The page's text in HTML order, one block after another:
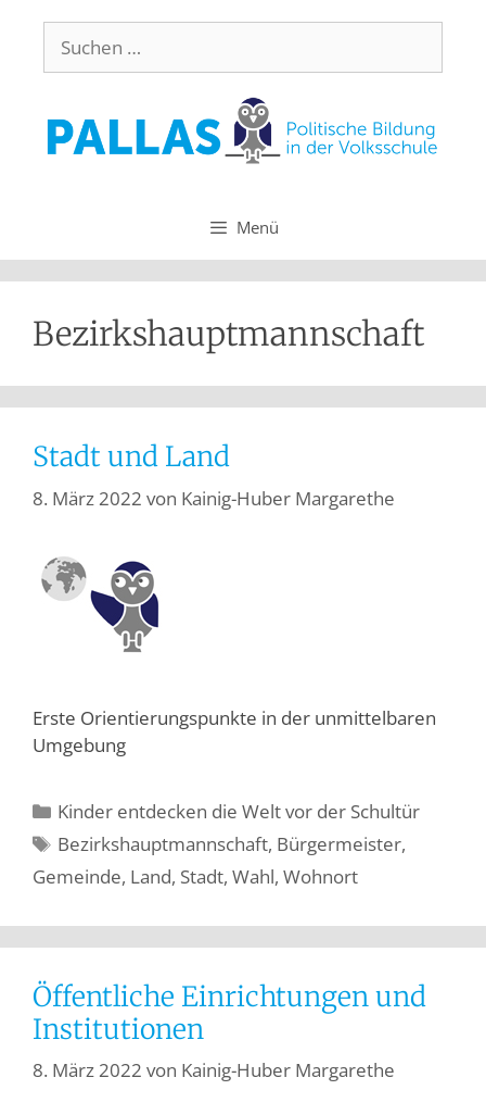
Menü
Bezirkshauptmannschaft
Stadt und Land
8. März 2022 von Kainig-Huber Margarethe
Erste Orientierungspunkte in der unmittelbaren
Umgebung
Kinder entdecken die Welt vor der Schultür
Bezirkshauptmannschaft, Bürgermeister,
Gemeinde, Land, Stadt, Wahl, Wohnort
Öffentliche Einrichtungen und
Institutionen
8. März 2022 von Kainig-Huber Margarethe